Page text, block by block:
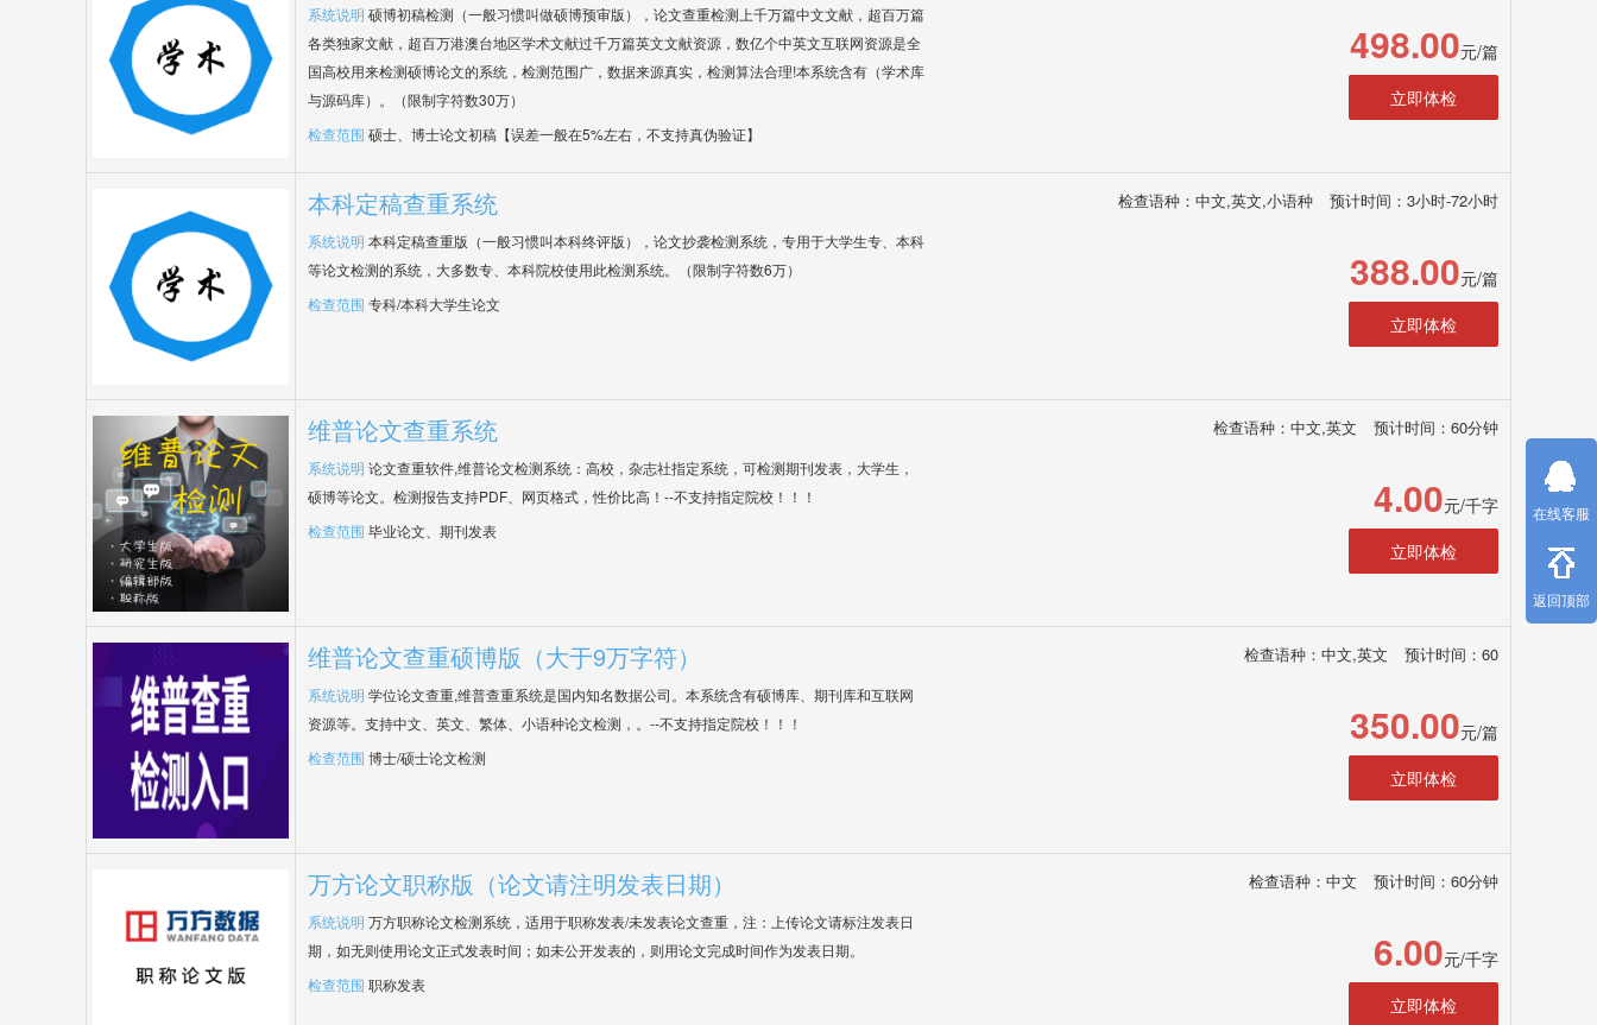
系统说明 硕博初稿检测（一般习惯叫做硕博预审版），论文查重检测上千万篇中文文献，超百万篇
各类独家文献，超百万港澳台地区学术文献过千万篇英文文献资源，数亿个中英文互联网资源是全
国高校用来检测硕博论文的系统，检测范围广，数据来源真实，检测算法合理!本系统含有（学术库
与源码库）。（限制字符数30万）
检查范围 硕士、博士论文初稿【误差一般在5%左右，不支持真伪验证】
498.00元/篇
立即体检
本科定稿查重系统 检查语种：中文,英文,小语种 预计时间：3小时-72小时
系统说明 本科定稿查重版（一般习惯叫本科终评版），论文抄袭检测系统，专用于大学生专、本科
等论文检测的系统，大多数专、本科院校使用此检测系统。（限制字符数6万）
检查范围 专科/本科大学生论文
388.00元/篇
立即体检
维普论文查重系统 检查语种：中文,英文 预计时间：60分钟
系统说明 论文查重软件,维普论文检测系统：高校，杂志社指定系统，可检测期刊发表，大学生，
硕博等论文。检测报告支持PDF、网页格式，性价比高！--不支持指定院校！！！
检查范围 毕业论文、期刊发表
4.00元/千字
立即体检
维普论文查重硕博版（大于9万字符） 检查语种：中文,英文 预计时间：60
系统说明 学位论文查重,维普查重系统是国内知名数据公司。本系统含有硕博库、期刊库和互联网
资源等。支持中文、英文、繁体、小语种论文检测，。--不支持指定院校！！！
检查范围 博士/硕士论文检测
350.00元/篇
立即体检
万方论文职称版（论文请注明发表日期） 检查语种：中文 预计时间：60分钟
系统说明 万方职称论文检测系统，适用于职称发表/未发表论文查重，注：上传论文请标注发表日
期，如无则使用论文正式发表时间；如未公开发表的，则用论文完成时间作为发表日期。
检查范围 职称发表
6.00元/千字
立即体检
在线客服
返回顶部